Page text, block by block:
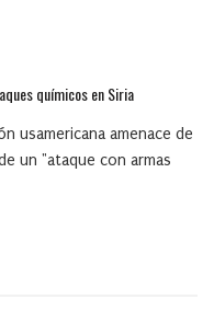
químicos en Siria
usamericana amenace de
un "ataque con armas